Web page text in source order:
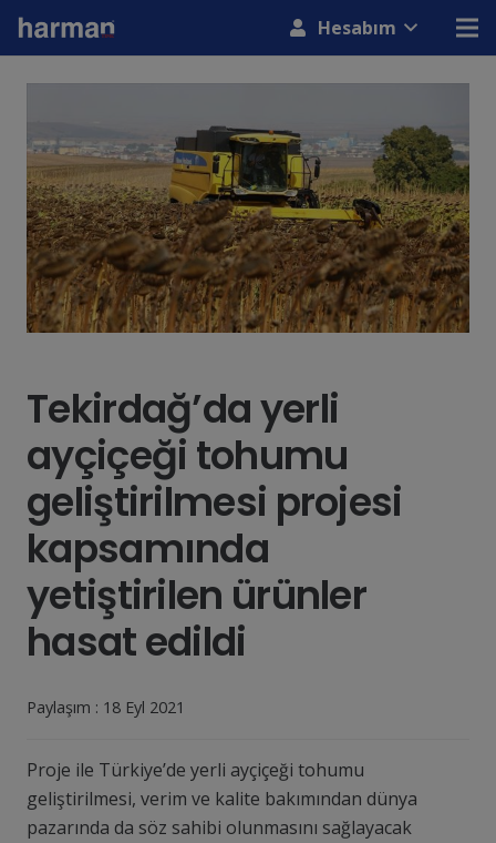
Hesabım
Tekirdağ’da yerli
ayçiçeği tohumu
geliştirilmesi projesi
kapsamında
yetiştirilen ürünler
hasat edildi
Paylaşım : 18 Eyl 2021
Proje ile Türkiye’de yerli ayçiçeği tohumu
geliştirilmesi, verim ve kalite bakımından dünya
pazarında da söz sahibi olunmasını sağlayacak
modal-check